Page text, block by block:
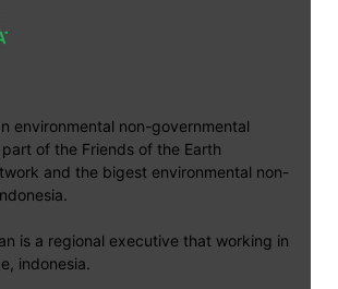
environmental non-governmental
of the Friends of the Earth
and the bigest environmental non-
is a regional executive that working in
indonesia.